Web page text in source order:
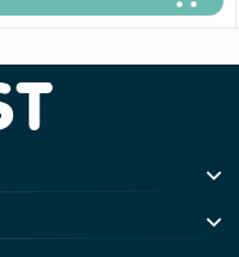
для Oppo Reno12 Pro